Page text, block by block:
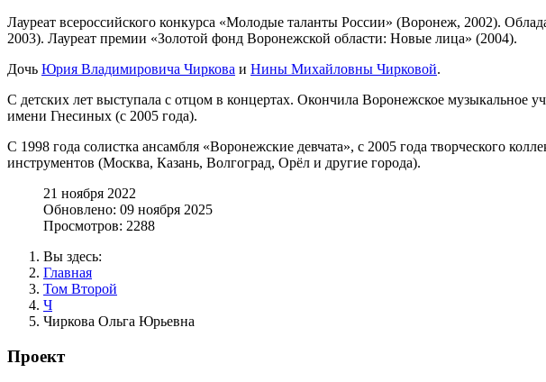
Лауреат всероссийского конкурса «Молодые таланты России» (Воронеж, 2002).
2003). Лауреат премии «Золотой фонд Воронежской области: Новые лица» (2004).
Дочь Юрия Владимировича Чиркова и Нины Михайловны Чирковой.
С детских лет выступала с отцом в концертах. Окончила Воронежское
имени Гнесиных (с 2005 года).
С 1998 года солистка ансамбля «Воронежские девчата», с 2005 года творческого
инструментов (Москва, Казань, Волгоград, Орёл и другие города).
21 ноября 2022
Обновлено: 09 ноября 2025
Просмотров: 2288
Вы здесь:
Главная
Том Второй
Ч
Чиркова Ольга Юрьевна
Проект